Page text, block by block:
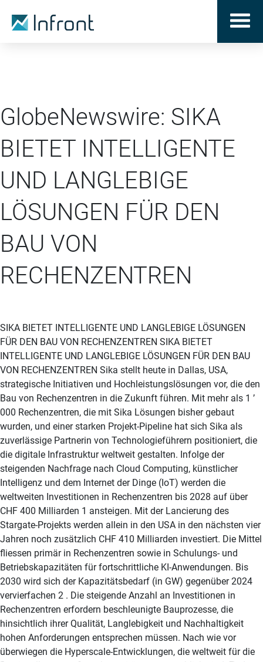
GlobeNewswire: SIKA
BIETET INTELLIGENTE
UND LANGLEBIGE
LÖSUNGEN FÜR DEN
BAU VON
RECHENZENTREN
SIKA BIETET INTELLIGENTE UND LANGLEBIGE LÖSUNGEN
FÜR DEN BAU VON RECHENZENTREN SIKA BIETET
INTELLIGENTE UND LANGLEBIGE LÖSUNGEN FÜR DEN BAU
VON RECHENZENTREN Sika stellt heute in Dallas, USA,
strategische Initiativen und Hochleistungslösungen vor, die den
Bau von Rechenzentren in die Zukunft führen. Mit mehr als 1 ’
000 Rechenzentren, die mit Sika Lösungen bisher gebaut
wurden, und einer starken Projekt-Pipeline hat sich Sika als
zuverlässige Partnerin von Technologieführern positioniert, die
die digitale Infrastruktur weltweit gestalten. Infolge der
steigenden Nachfrage nach Cloud Computing, künstlicher
Intelligenz und dem Internet der Dinge (IoT) werden die
weltweiten Investitionen in Rechenzentren bis 2028 auf über
CHF 400 Milliarden 1 ansteigen. Mit der Lancierung des
Stargate-Projekts werden allein in den USA in den nächsten vier
Jahren noch zusätzlich CHF 410 Milliarden investiert. Die Mittel
fliessen primär in Rechenzentren sowie in Schulungs- und
Betriebskapazitäten für fortschrittliche KI-Anwendungen. Bis
2030 wird sich der Kapazitätsbedarf (in GW) gegenüber 2024
vervierfachen 2 . Die steigende Anzahl an Investitionen in
Rechenzentren erfordern beschleunigte Bauprozesse, die
hinsichtlich ihrer Qualität, Langlebigkeit und Nachhaltigkeit
hohen Anforderungen entsprechen müssen. Nach wie vor
überwiegen die Hyperscale-Entwicklungen, die weltweit für die